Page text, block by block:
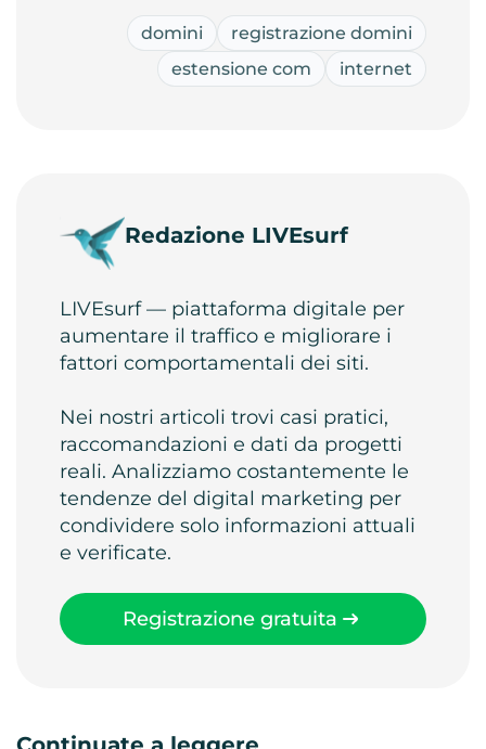
domini
registrazione domini
estensione com
internet
Redazione LIVEsurf
LIVEsurf — piattaforma digitale per
aumentare il traffico e migliorare i
fattori comportamentali dei siti.
Nei nostri articoli trovi casi pratici,
raccomandazioni e dati da progetti
reali. Analizziamo costantemente le
tendenze del digital marketing per
condividere solo informazioni attuali
e verificate.
Registrazione gratuita